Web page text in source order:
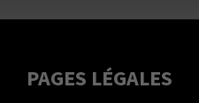
PAGES LÉGALES